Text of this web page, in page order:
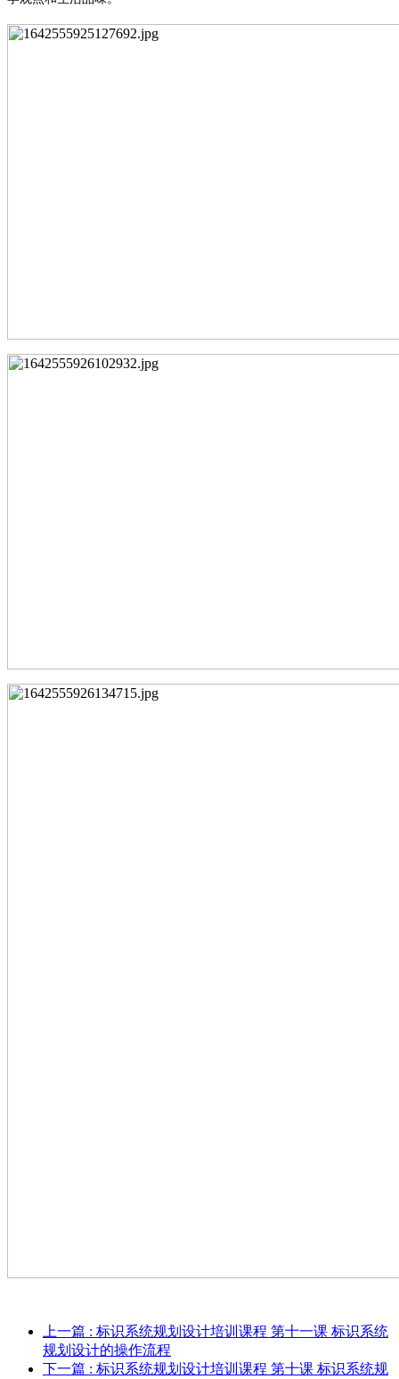
上一篇 : 标识系统规划设计培训课程 第十一课 标识系统
规划设计的操作流程
下一篇 : 标识系统规划设计培训课程 第十课 标识系统规